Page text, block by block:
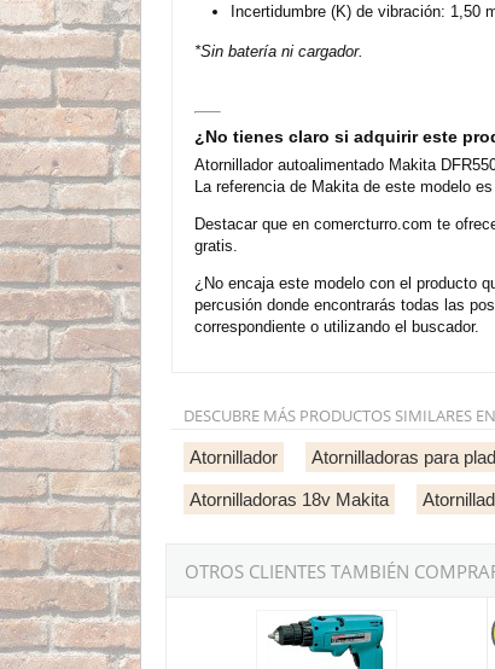
Incertidumbre (K) de vibración: 1,50
*Sin batería ni cargador.
¿No tienes claro si adquirir este
Atornillador autoalimentado Makita
La referencia de Makita de este modelo
Destacar que en comercturro.com te
gratis.
¿No encaja este modelo con el producto
percusión donde encontrarás todas las
correspondiente o utilizando el buscador.
DESCUBRE MÁS PRODUCTOS SIMILARES
Atornillador Atornilladoras para
Atornilladoras 18v Makita
OTROS CLIENTES TAMBIÉN
Atornillador a Batería Makita 6095DW